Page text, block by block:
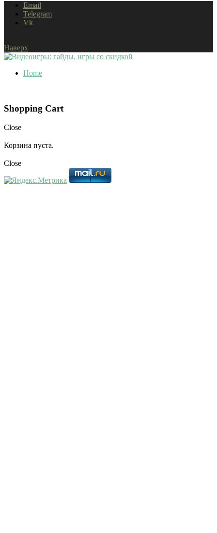
Email
Telegram
Vk
Наверх
Home
Shopping Cart
Close
Корзина пуста.
Close